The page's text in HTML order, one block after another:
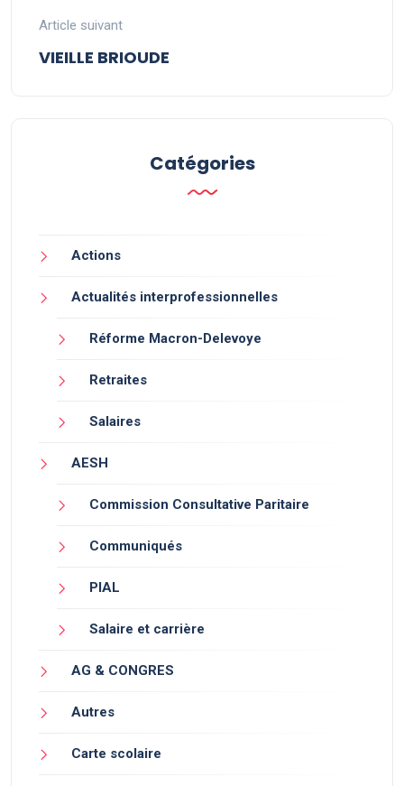
Article suivant
VIEILLE BRIOUDE
Catégories
Actions
Actualités interprofessionnelles
Réforme Macron-Delevoye
Retraites
Salaires
AESH
Commission Consultative Paritaire
Communiqués
PIAL
Salaire et carrière
AG & CONGRES
Autres
Carte scolaire